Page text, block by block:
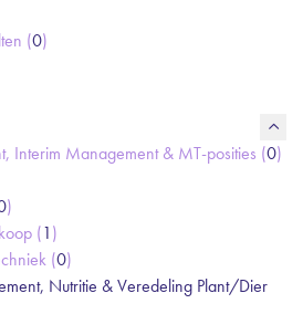
(0)
Interim Management & MT-posities (0)
)
(1)
(0)
Nutritie & Veredeling Plant/Dier